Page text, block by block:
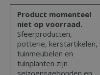
Product momenteel
niet op voorraad.
Sfeerproducten,
potterie, kerstartikelen,
tuinmeubelen en
tuinplanten zijn